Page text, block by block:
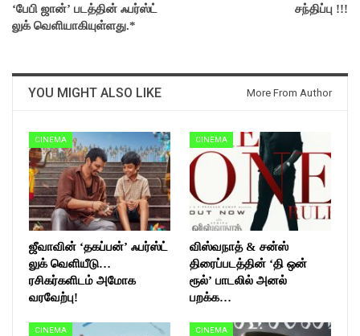
‘பேபி ஜான்’ படத்தின் ஃபர்ஸ்ட்
லுக் வெளியாகியுள்ளது.*
சந்திப்பு !!!
YOU MIGHT ALSO LIKE More From Author
CINEMA
ஜீவாவின் ‘தகப்பன்’ ஃபர்ஸ்ட்
லுக் வெளியீடு…
ரசிகர்களிடம் அமோக
வரவேற்பு!
CINEMA
விஸ்வநாத் & சன்ஸ்
திரைப்படத்தின் ‘தி ஒன்
ரூல்’ பாடலில் அனல்
பறக்க…
CINEMA CINEMA